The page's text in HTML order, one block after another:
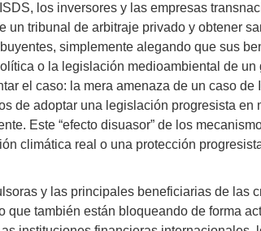
los inversores y las empresas
un tribunal de arbitraje privado y obtener
simplemente alegando que sus
o la legislación medioambiental de un
el caso: la mera amenaza de un caso de
de adoptar una legislación progresista en
Este “efecto disuasor” de los
climática real o una protección
y las principales beneficiarias de las
que también están bloqueando de forma